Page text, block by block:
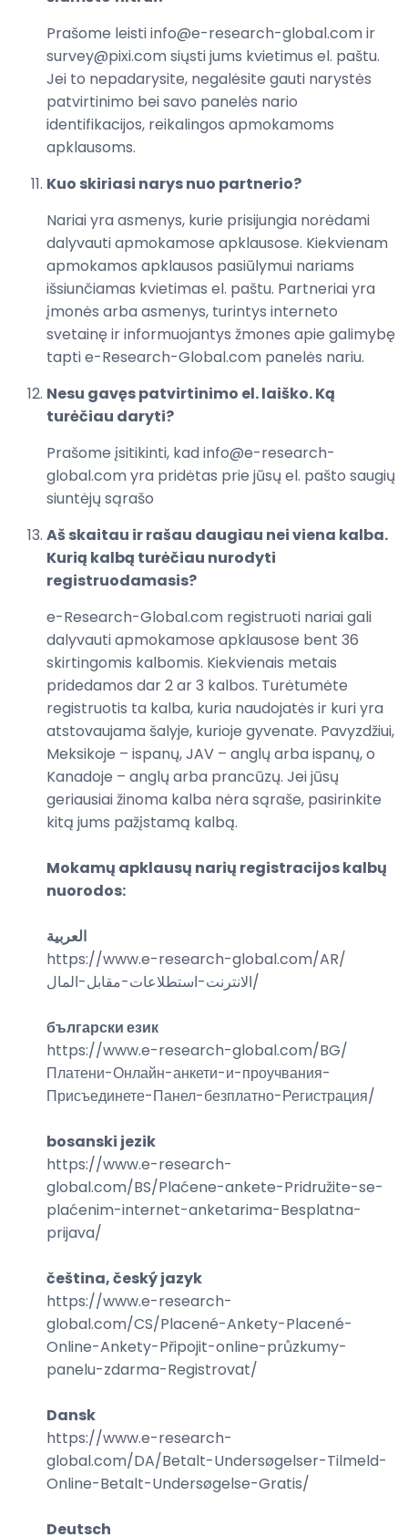
Prašome leisti info@e-research-global.com ir
survey@pixi.com siųsti jums kvietimus el. paštu.
Jei to nepadarysite, negalėsite gauti narystės
patvirtinimo bei savo panelės nario
identifikacijos, reikalingos apmokamoms
apklausoms.
Kuo skiriasi narys nuo partnerio?
Nariai yra asmenys, kurie prisijungia norėdami
dalyvauti apmokamose apklausose. Kiekvienam
apmokamos apklausos pasiūlymui nariams
išsiunčiamas kvietimas el. paštu. Partneriai yra
įmonės arba asmenys, turintys interneto
svetainę ir informuojantys žmones apie galimybę
tapti e-Research-Global.com panelės nariu.
Nesu gavęs patvirtinimo el. laiško. Ką
turėčiau daryti?
Prašome įsitikinti, kad info@e-research-
global.com yra pridėtas prie jūsų el. pašto saugių
siuntėjų sąrašo
Aš skaitau ir rašau daugiau nei viena kalba.
Kurią kalbą turėčiau nurodyti
registruodamasis?
e-Research-Global.com registruoti nariai gali
dalyvauti apmokamose apklausose bent 36
skirtingomis kalbomis. Kiekvienais metais
pridedamos dar 2 ar 3 kalbos. Turėtumėte
registruotis ta kalba, kuria naudojatės ir kuri yra
atstovaujama šalyje, kurioje gyvenate. Pavyzdžiui,
Meksikoje – ispanų, JAV – anglų arba ispanų, o
Kanadoje – anglų arba prancūzų. Jei jūsų
geriausiai žinoma kalba nėra sąraše, pasirinkite
kitą jums pažįstamą kalbą.
Mokamų apklausų narių registracijos kalbų
nuorodos:
العربية
https://www.e-research-global.com/AR/
الانترنت-استطلاعات-مقابل-المال/
български език
https://www.e-research-global.com/BG/
Платени-Онлайн-анкети-и-проучвания-
Присъединете-Панел-безплатно-Регистрация/
bosanski jezik
https://www.e-research-
global.com/BS/Plaćene-ankete-Pridružite-se-
plaćenim-internet-anketarima-Besplatna-
prijava/
čeština, český jazyk
https://www.e-research-
global.com/CS/Placené-Ankety-Placené-
Online-Ankety-Připojit-online-průzkumy-
panelu-zdarma-Registrovat/
Dansk
https://www.e-research-
global.com/DA/Betalt-Undersøgelser-Tilmeld-
Online-Betalt-Undersøgelse-Gratis/
Deutsch